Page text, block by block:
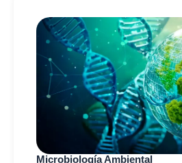
Microbiología Ambiental